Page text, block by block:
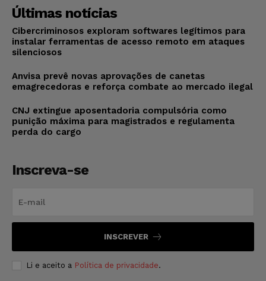
Últimas notícias
Cibercriminosos exploram softwares legítimos para
instalar ferramentas de acesso remoto em ataques
silenciosos
Anvisa prevê novas aprovações de canetas
emagrecedoras e reforça combate ao mercado ilegal
CNJ extingue aposentadoria compulsória como
punição máxima para magistrados e regulamenta
perda do cargo
Inscreva-se
INSCREVER
Li e aceito a Política de privacidade.